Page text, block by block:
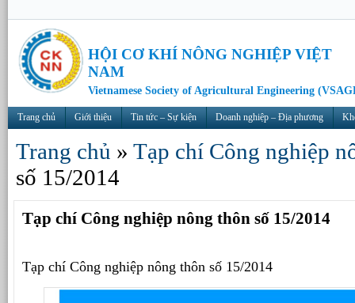
HỘI CƠ KHÍ NÔNG NGHIỆP VIỆT
NAM
Vietnamese Society of Agricultural Engineering
Trang chủ Giới thiệu Tin tức – Sự kiện Doanh nghiệp – Địa phương
Trang chủ » Tạp chí Công nghiệp
số 15/2014
Tạp chí Công nghiệp nông thôn số 15/2014
Tạp chí Công nghiệp nông thôn số 15/2014